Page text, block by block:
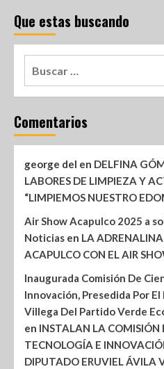
Que estas buscando
Comentarios
george del en DELFINA
LABORES DE LIMPIEZA Y
“LIMPIEMOS NUESTRO
Air Show Acapulco 2025 a
Noticias en LA
ACAPULCO CON EL AIR
Inaugurada Comisión De
Innovación, Presedida Por
Villega Del Partido Verde
en INSTALAN LA COMISIÓN
TECNOLOGÍA E
DIPUTADO ERUVIEL ÁVILA